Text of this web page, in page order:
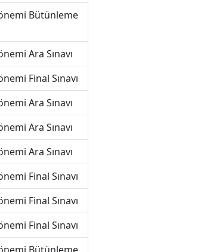
Bütünleme
Ara Sınavı
Final Sınavı
Ara Sınavı
Ara Sınavı
Ara Sınavı
Final Sınavı
Final Sınavı
Final Sınavı